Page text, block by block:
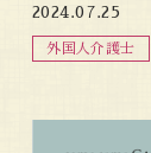
2024.07.25
外国人介護士